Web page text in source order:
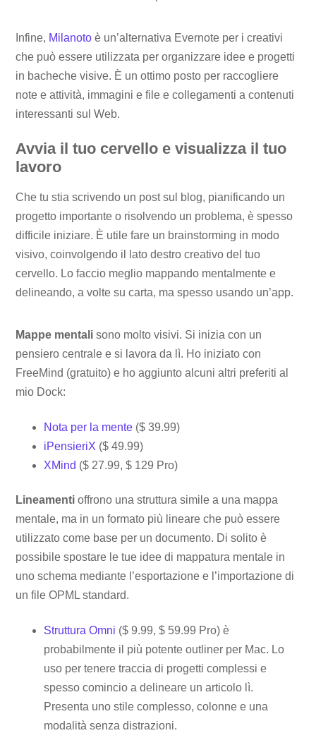
Infine, Milanoto è un’alternativa Evernote per i creativi
che può essere utilizzata per organizzare idee e progetti
in bacheche visive. È un ottimo posto per raccogliere
note e attività, immagini e file e collegamenti a contenuti
interessanti sul Web.
Avvia il tuo cervello e visualizza il tuo
lavoro
Che tu stia scrivendo un post sul blog, pianificando un
progetto importante o risolvendo un problema, è spesso
difficile iniziare. È utile fare un brainstorming in modo
visivo, coinvolgendo il lato destro creativo del tuo
cervello. Lo faccio meglio mappando mentalmente e
delineando, a volte su carta, ma spesso usando un’app.
Mappe mentali sono molto visivi. Si inizia con un
pensiero centrale e si lavora da lì. Ho iniziato con
FreeMind (gratuito) e ho aggiunto alcuni altri preferiti al
mio Dock:
Nota per la mente ($ 39.99)
iPensieriX ($ 49.99)
XMind ($ 27.99, $ 129 Pro)
Lineamenti offrono una struttura simile a una mappa
mentale, ma in un formato più lineare che può essere
utilizzato come base per un documento. Di solito è
possibile spostare le tue idee di mappatura mentale in
uno schema mediante l’esportazione e l’importazione di
un file OPML standard.
Struttura Omni ($ 9.99, $ 59.99 Pro) è
probabilmente il più potente outliner per Mac. Lo
uso per tenere traccia di progetti complessi e
spesso comincio a delineare un articolo lì.
Presenta uno stile complesso, colonne e una
modalità senza distrazioni.